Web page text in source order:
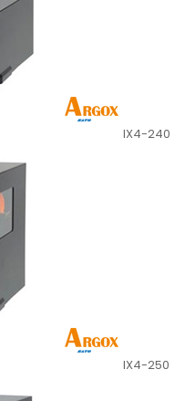
IX4-240
IX4-250